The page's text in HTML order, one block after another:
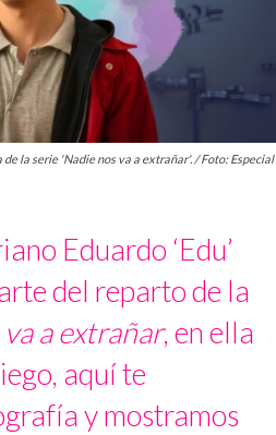
la serie 'Nadie nos va a extrañar'. / Foto: Especial
Eduardo ‘Edu’
del reparto de la
a extrañar, en ella
aquí te
y mostramos